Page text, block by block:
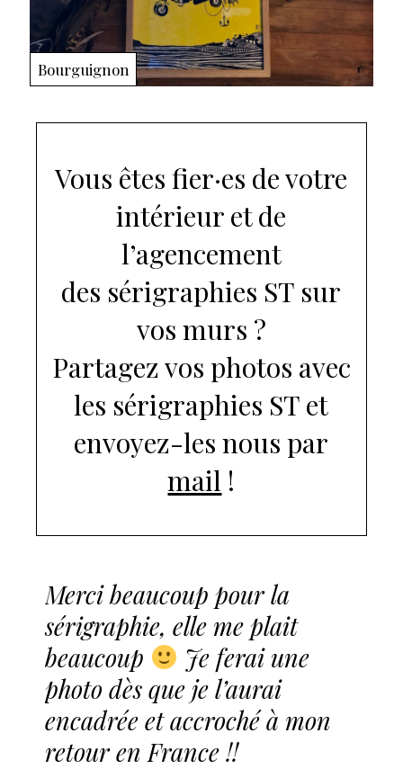
Bourguignon
Vous êtes fier·es de votre
intérieur et de
l’agencement
des sérigraphies ST sur
vos murs ?
Partagez vos photos avec
les sérigraphies ST et
envoyez-les nous par
mail !
Merci beaucoup pour la
sérigraphie, elle me plait
beaucoup
Je ferai une
photo dès que je l’aurai
encadrée et accroché à mon
retour en France !!